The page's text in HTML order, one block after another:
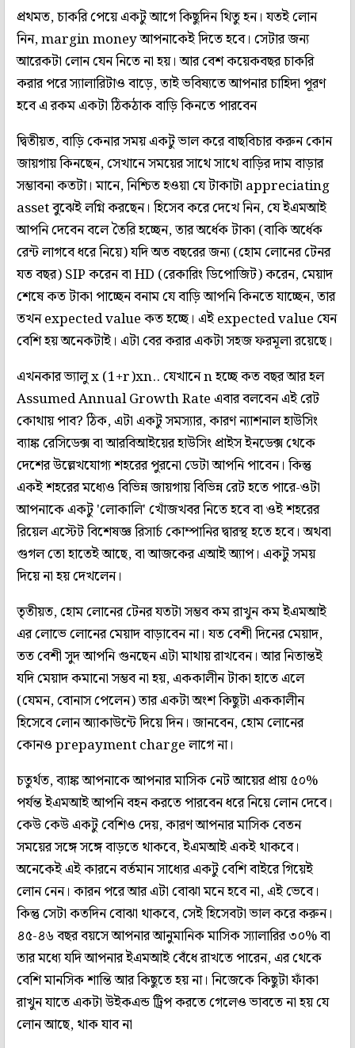
প্রথমত, চাকরি পেয়ে একটু আগে কিছুদিন থিতু হন। যতই লোন
নিন, margin money আপনাকেই দিতে হবে। সেটার জন্য
আরেকটা লোন যেন নিতে না হয়। আর বেশ কয়েকবছর চাকরি
করার পরে স্যালারিটাও বাড়ে, তাই ভবিষ্যতে আপনার চাহিদা পূরণ
হবে এ রকম একটা ঠিকঠাক বাড়ি কিনতে পারবেন
দ্বিতীয়ত, বাড়ি কেনার সময় একটু ভাল করে বাছবিচার করুন কোন
জায়গায় কিনছেন, সেখানে সময়ের সাথে সাথে বাড়ির দাম বাড়ার
সম্ভাবনা কতটা। মানে, নিশ্চিত হওয়া যে টাকাটা appreciating
asset বুঝেই লগ্নি করছেন। হিসেব করে দেখে নিন, যে ইএমআই
আপনি দেবেন বলে তৈরি হচ্ছেন, তার অর্ধেক টাকা (বাকি অর্ধেক
রেন্ট লাগবে ধরে নিয়ে) যদি অত বছরের জন্য (হোম লোনের টেনর
যত বছর) SIP করেন বা HD (রেকারিং ডিপোজিট) করেন, মেয়াদ
শেষে কত টাকা পাচ্ছেন বনাম যে বাড়ি আপনি কিনতে যাচ্ছেন, তার
তখন expected value কত হচ্ছে। এই expected value যেন
বেশি হয় অনেকটাই। এটা বের করার একটা সহজ ফরমূলা রয়েছে।
এখনকার ভ্যালু x (1+r)xn.. যেখানে n হচ্ছে কত বছর আর হল
Assumed Annual Growth Rate এবার বলবেন এই রেট
কোথায় পাব? ঠিক, এটা একটু সমস্যার, কারণ ন্যাশনাল হাউসিং
ব্যাঙ্ক রেসিডেক্স বা আরবিআইয়ের হাউসিং প্রাইস ইনডেক্স থেকে
দেশের উল্লেখযোগ্য শহরের পুরনো ডেটা আপনি পাবেন। কিন্তু
একই শহরের মধ্যেও বিভিন্ন জায়গায় বিভিন্ন রেট হতে পারে-ওটা
আপনাকে একটু 'লোকালি' খোঁজখবর নিতে হবে বা ওই শহরের
রিয়েল এস্টেট বিশেষজ্ঞ রিসার্চ কোম্পানির দ্বারস্থ হতে হবে। অথবা
গুগল তো হাতেই আছে, বা আজকের এআই অ্যাপ। একটু সময়
দিয়ে না হয় দেখলেন।
তৃতীয়ত, হোম লোনের টেনর যতটা সম্ভব কম রাখুন কম ইএমআই
এর লোভে লোনের মেয়াদ বাড়াবেন না। যত বেশী দিনের মেয়াদ,
তত বেশী সুদ আপনি গুনছেন এটা মাথায় রাখবেন। আর নিতান্তই
যদি মেয়াদ কমানো সম্ভব না হয়, এককালীন টাকা হাতে এলে
(যেমন, বোনাস পেলেন) তার একটা অংশ কিছুটা এককালীন
হিসেবে লোন অ্যাকাউন্টে দিয়ে দিন। জানবেন, হোম লোনের
কোনও prepayment charge লাগে না।
চতুর্থত, ব্যাঙ্ক আপনাকে আপনার মাসিক নেট আয়ের প্রায় ৫০%
পর্যন্ত ইএমআই আপনি বহন করতে পারবেন ধরে নিয়ে লোন দেবে।
কেউ কেউ একটু বেশিও দেয়, কারণ আপনার মাসিক বেতন
সময়ের সঙ্গে সঙ্গে বাড়তে থাকবে, ইএমআই একই থাকবে।
অনেকেই এই কারনে বর্তমান সাধ্যের একটু বেশি বাইরে গিয়েই
লোন নেন। কারন পরে আর এটা বোঝা মনে হবে না, এই ভেবে।
কিন্তু সেটা কতদিন বোঝা থাকবে, সেই হিসেবটা ভাল করে করুন।
৪৫-৪৬ বছর বয়সে আপনার আনুমানিক মাসিক স্যালারির ৩০% বা
তার মধ্যে যদি আপনার ইএমআই বেঁধে রাখতে পারেন, এর থেকে
বেশি মানসিক শান্তি আর কিছুতে হয় না। নিজেকে কিছুটা ফাঁকা
রাখুন যাতে একটা উইকএন্ড ট্রিপ করতে গেলেও ভাবতে না হয় যে
লোন আছে, থাক যাব না